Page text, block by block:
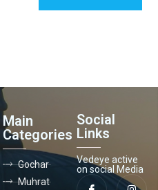
Main
Categories
Gochar
Muhrat
Social
Links
Vedeye active
on social Media